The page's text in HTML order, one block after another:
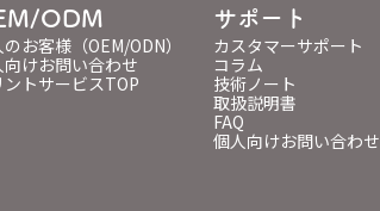
ODM
お客様（OEM/ODN）
向けお問い合わせ
ントサービスTOP
サポート
カスタマーサポート
コラム
技術ノート
取扱説明書
FAQ
個人向けお問い合わせ